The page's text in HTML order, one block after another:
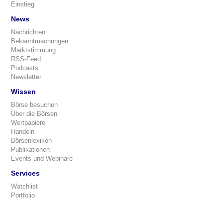
Einstieg
News
Nachrichten
Bekanntmachungen
Marktstimmung
RSS-Feed
Podcasts
Newsletter
Wissen
Börse besuchen
Über die Börsen
Wertpapiere
Handeln
Börsenlexikon
Publikationen
Events und Webinare
Services
Watchlist
Portfolio